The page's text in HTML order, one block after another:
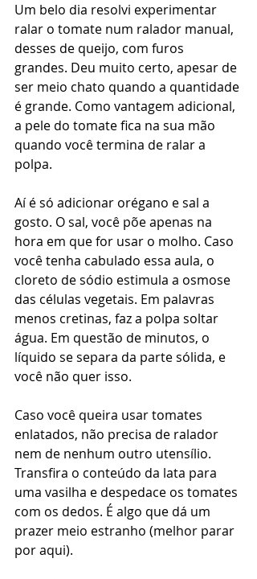
Um belo dia resolvi experimentar
ralar o tomate num ralador manual,
desses de queijo, com furos
grandes. Deu muito certo, apesar de
ser meio chato quando a quantidade
é grande. Como vantagem adicional,
a pele do tomate fica na sua mão
quando você termina de ralar a
polpa.
Aí é só adicionar orégano e sal a
gosto. O sal, você põe apenas na
hora em que for usar o molho. Caso
você tenha cabulado essa aula, o
cloreto de sódio estimula a osmose
das células vegetais. Em palavras
menos cretinas, faz a polpa soltar
água. Em questão de minutos, o
líquido se separa da parte sólida, e
você não quer isso.
Caso você queira usar tomates
enlatados, não precisa de ralador
nem de nenhum outro utensílio.
Transfira o conteúdo da lata para
uma vasilha e despedace os tomates
com os dedos. É algo que dá um
prazer meio estranho (melhor parar
por aqui).